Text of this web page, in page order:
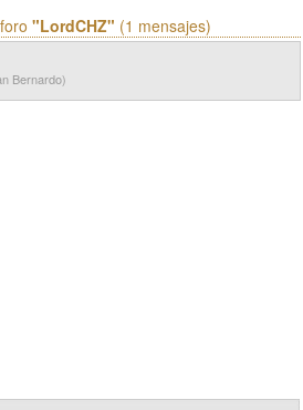
"LordCHZ" (1 mensajes)
Bernardo)